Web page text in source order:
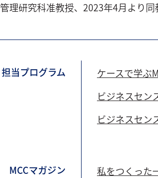
管理研究科准教授、2023年4月より同
担当プログラム
ケースで学ぶ
ビジネスセン
ビジネスセン
MCCマガジン 私をつくった